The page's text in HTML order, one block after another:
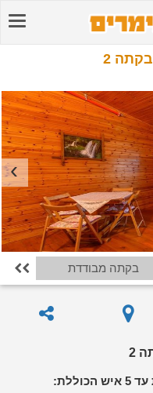
בקתה מבודדת 